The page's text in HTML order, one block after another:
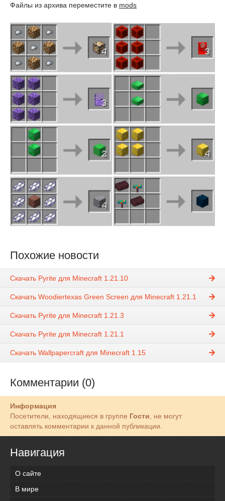
Файлы из архива переместите в mods
Похожие новости
Скачать Pyrite для Minecraft 1.21.10
Скачать Woodiertexas Green Screen для Minecraft 1.21.1
Скачать Pyrite для Minecraft 1.21.3
Скачать Pyrite для Minecraft 1.21.1
Скачать Wallpapercraft для Minecraft 1.15
Комментарии (0)
Информация
Посетители, находящиеся в группе Гости, не могут
оставлять комментарии к данной публикации.
Навигация
О сайте
В мире